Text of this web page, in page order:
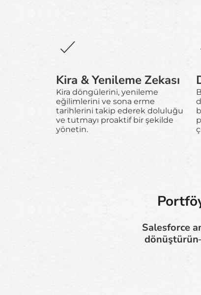
Kira & Yenileme Zekası
Kira döngülerini, yenileme
eğilimlerini ve sona erme
tarihlerini takip ederek doluluğu
ve tutmayı proaktif bir şekilde
yönetin.
Salesforce